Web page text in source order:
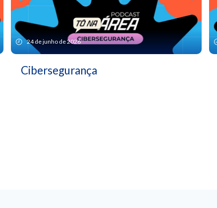
24 de junho de 2026
Cibersegurança